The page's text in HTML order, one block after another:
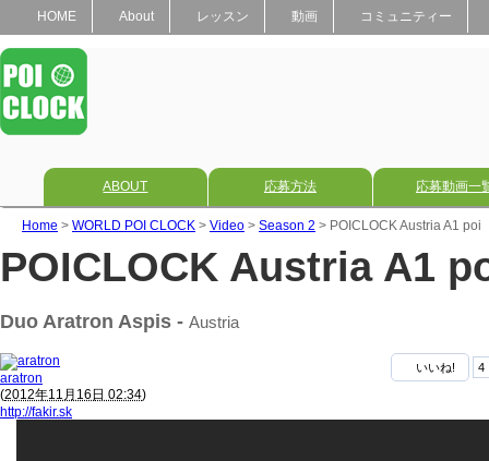
HOME About レッスン 動画 コミュニティー
ABOUT 応募方法 応募動画一
Home > WORLD POI CLOCK > Video > Season 2 > POICLOCK Austria A1 poi
POICLOCK Austria A1
Duo Aratron Aspis - Austria
aratron
(2012年11月16日 02:34)
http://fakir.sk
いいね! 4